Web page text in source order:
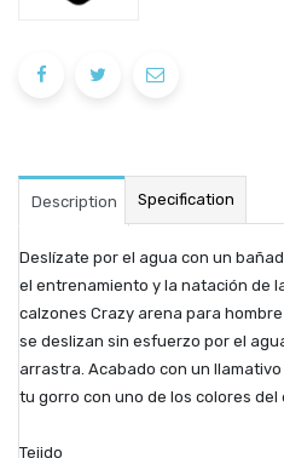
Description Specification
Deslízate por el agua con un
el entrenamiento y la natación de
calzones Crazy arena para
se deslizan sin esfuerzo por el
arrastra. Acabado con un
tu gorro con uno de los colores del
Tejido